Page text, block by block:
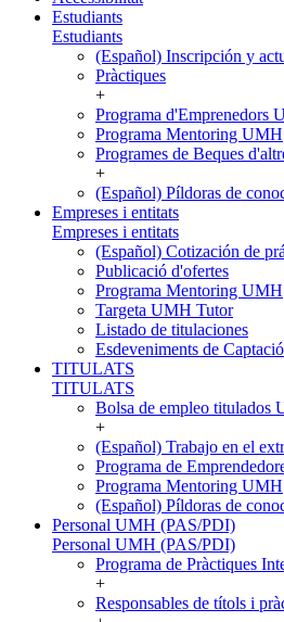
Estudiants
Estudiants
(Español) Inscripción y
Pràctiques
+
Programa d'Emprenedors
Programa Mentoring UMH
Programes de Beques
+
(Español) Píldoras de
Empreses i entitats
Empreses i entitats
(Español) Cotización de
Publicació d'ofertes
Programa Mentoring UMH
Targeta UMH Tutor
Listado de titulaciones
Esdeveniments de
TITULATS
TITULATS
Bolsa de empleo titulados
+
(Español) Trabajo en el
Programa de
Programa Mentoring UMH
(Español) Píldoras de
Personal UMH (PAS/PDI)
Personal UMH (PAS/PDI)
Programa de Pràctiques
+
Responsables de títols i